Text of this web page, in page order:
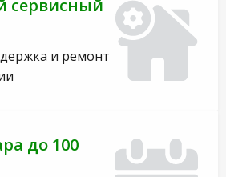
сервисный
и ремонт
до 100